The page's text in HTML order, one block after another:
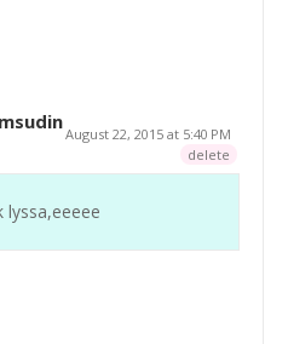
August 22, 2015 at 5:40 PM
delete
lyssa,eeeee